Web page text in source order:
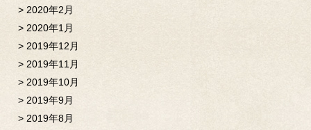
2020年2月
2020年1月
2019年12月
2019年11月
2019年10月
2019年9月
2019年8月